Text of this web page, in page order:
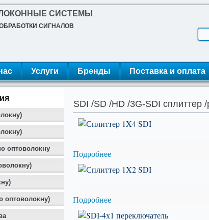
СИСТЕМЫ
СИГНАЛОВ
Услуги Бренды Поставка и оплата
оптоволокну
оптоволокну)
SDI /SD /HD /3G-SDI сплиттер /
Подробнее
Подробнее